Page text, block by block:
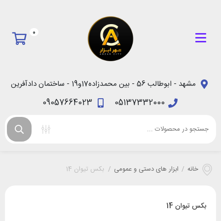
0
مشهد - ابوطالب 56 - بین محمدزاده17و19 - ساختمان دادآفرین
05137332000
09057664023
خانه / ابزار های دستی و عمومی / بکس تیوان 14
بکس تیوان 14